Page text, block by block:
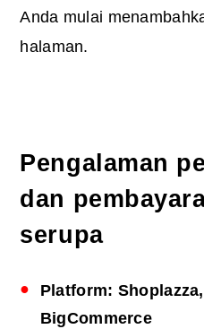
Anda mulai
halaman.
Pengalaman
dan
serupa
Platform:
BigCommerce